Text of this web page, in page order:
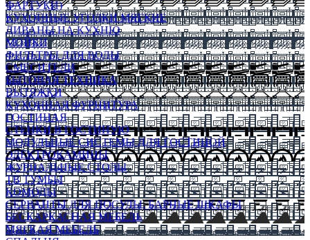
ФАРТУКИ)
КУХОННЫЕ УГОЛКИ МЯГКИЕ
ДИВАНЫ НА КУХНЮ
МОЙКИ
ФИЛЬТРЫ ДЛЯ ВОДЫ
СМЕСИТЕЛИ
БЫТОВАЯ ТЕХНИКА
ВЫТЯЖКИ
КУХОННАЯ ФУРНИТУРА
ГОСТИНАЯ
СТЕНКИ В ГОСТИНУЮ
МОДУЛЬНЫЕ СИСТЕМЫ ДЛЯ ГОСТИНОЙ
ЭЛЕКТРОКАМИНЫ
ЖУРНАЛЬНЫЕ СТОЛЫ
ТВ ТУМБЫ
КОМОДЫ
СЕРВАНТЫ ДЛЯ ПОСУДЫ, БАРНЫЕ ШКАФЫ
БЕСКАРКАСНАЯ МЕБЕЛЬ
МЯГКАЯ МЕБЕЛЬ